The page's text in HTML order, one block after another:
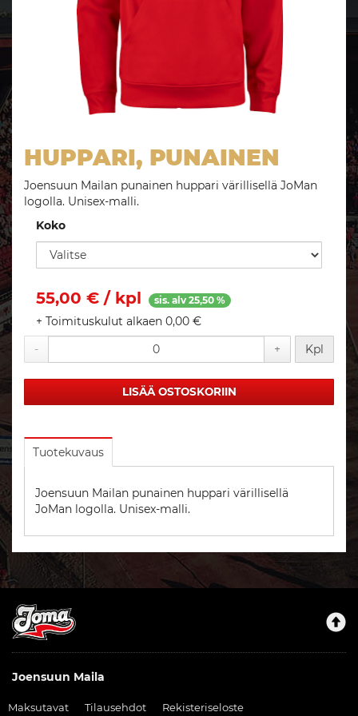
HUPPARI, PUNAINEN
Joensuun Mailan punainen huppari värillisellä JoMan
logolla. Unisex-malli.
Koko
55,00 € / kpl sis. alv 25,50 %
+ Toimituskulut alkaen 0,00 €
-
+ Kpl
LISÄÄ OSTOSKORIIN
Tuotekuvaus
Joensuun Mailan punainen huppari värillisellä
JoMan logolla. Unisex-malli.
Joensuun Maila
Maksutavat Tilausehdot Rekisteriseloste